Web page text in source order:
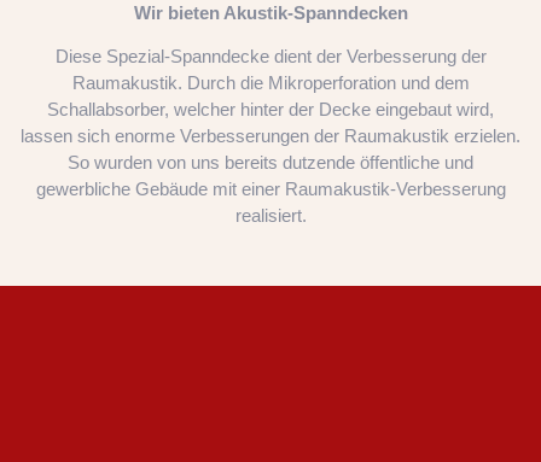
Wir bieten Akustik-Spanndecken
Diese Spezial-Spanndecke dient der Verbesserung der
Raumakustik. Durch die Mikroperforation und dem
Schallabsorber, welcher hinter der Decke eingebaut wird,
lassen sich enorme Verbesserungen der Raumakustik erzielen.
So wurden von uns bereits dutzende öffentliche und
gewerbliche Gebäude mit einer Raumakustik-Verbesserung
realisiert.